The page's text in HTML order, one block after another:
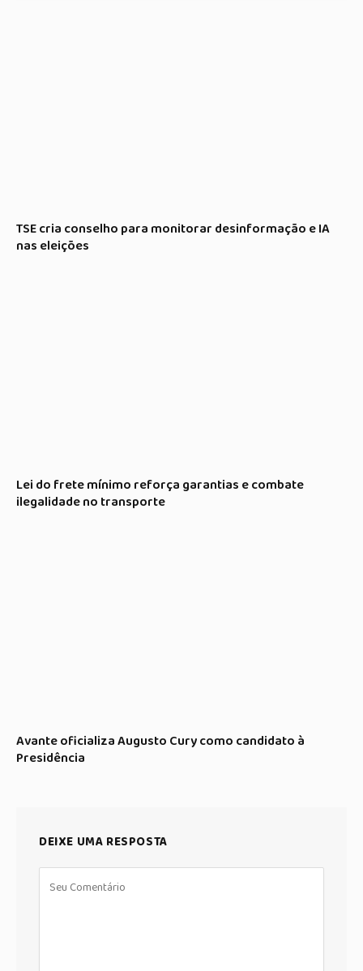
TSE cria conselho para monitorar desinformação e IA
nas eleições
Lei do frete mínimo reforça garantias e combate
ilegalidade no transporte
Avante oficializa Augusto Cury como candidato à
Presidência
DEIXE UMA RESPOSTA